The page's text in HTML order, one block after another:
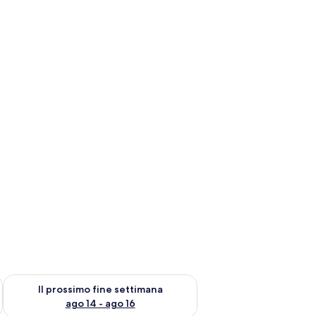
ago 7 - ago 9
Il prossimo fine settimana
ago 14 - ago 16
Verifica la disponibilità per il prossimo fine settimana, ago 14